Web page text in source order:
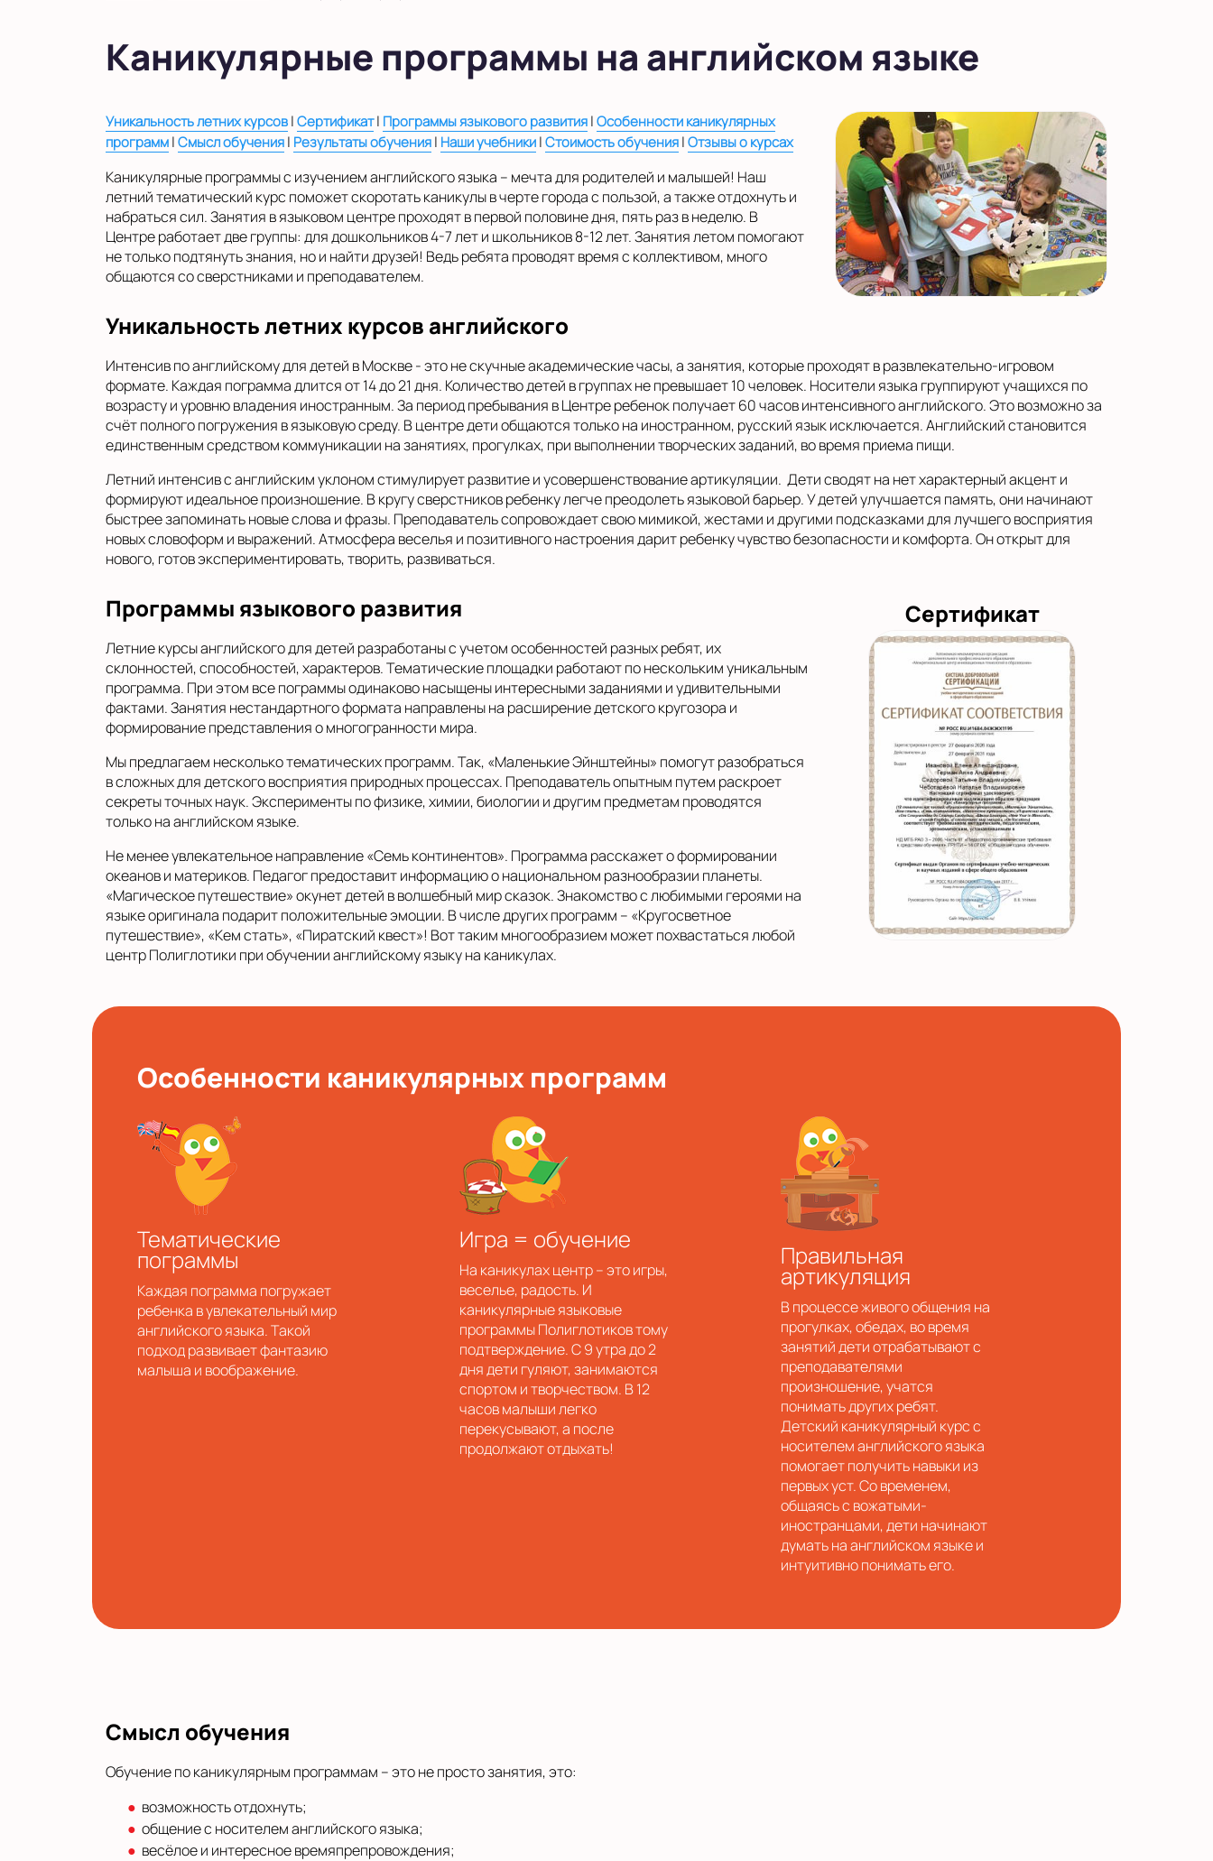
Выбрать другой город
Каникулярные программы на английском языке
Уникальность летних курсов|Сертификат| Программы языкового развития|Особенности каникулярных
программ|Смысл обучения| Результаты обучения| Наши учебники|Стоимость обучения|Отзывы о курсах
Каникулярные программы с изучением английского языка – мечта для родителей и малышей! Наш
летний тематический курс поможет скоротать каникулы в черте города с пользой, а также отдохнуть и
набраться сил. Занятия в языковом центре проходят в первой половине дня, пять раз в неделю. В
Центре работает две группы: для дошкольников 4-7 лет и школьников 8-12 лет. Занятия летом помогают
не только подтянуть знания, но и найти друзей! Ведь ребята проводят время с коллективом, много
общаются со сверстниками и преподавателем.
Уникальность летних курсов английского
Интенсив по английскому для детей в Москве - это не скучные академические часы, а занятия, которые проходят в развлекательно-игровом
формате. Каждая пограмма длится от 14 до 21 дня. Количество детей в группах не превышает 10 человек. Носители языка группируют учащихся по
возрасту и уровню владения иностранным. За период пребывания в Центре ребенок получает 60 часов интенсивного английского. Это возможно за
счёт полного погружения в языковую среду. В центре дети общаются только на иностранном, русский язык исключается. Английский становится
единственным средством коммуникации на занятиях, прогулках, при выполнении творческих заданий, во время приема пищи.
Летний интенсив с английским уклоном стимулирует развитие и усовершенствование артикуляции. Дети сводят на нет характерный акцент и
формируют идеальное произношение. В кругу сверстников ребенку легче преодолеть языковой барьер. У детей улучшается память, они начинают
быстрее запоминать новые слова и фразы. Преподаватель сопровождает свою мимикой, жестами и другими подсказками для лучшего восприятия
новых словоформ и выражений. Атмосфера веселья и позитивного настроения дарит ребенку чувство безопасности и комфорта. Он открыт для
нового, готов экспериментировать, творить, развиваться.
Сертификат
Программы языкового развития
Летние курсы английского для детей разработаны с учетом особенностей разных ребят, их
склонностей, способностей, характеров. Тематические площадки работают по нескольким уникальным
программа. При этом все пограммы одинаково насыщены интересными заданиями и удивительными
фактами. Занятия нестандартного формата направлены на расширение детского кругозора и
формирование представления о многогранности мира.
Мы предлагаем несколько тематических программ. Так, «Маленькие Эйнштейны» помогут разобраться
в сложных для детского восприятия природных процессах. Преподаватель опытным путем раскроет
секреты точных наук. Эксперименты по физике, химии, биологии и другим предметам проводятся
только на английском языке.
Не менее увлекательное направление «Семь континентов». Программа расскажет о формировании
океанов и материков. Педагог предоставит информацию о национальном разнообразии планеты.
«Магическое путешествие» окунет детей в волшебный мир сказок. Знакомство с любимыми героями на
языке оригинала подарит положительные эмоции. В числе других программ – «Кругосветное
путешествие», «Кем стать», «Пиратский квест»! Вот таким многообразием может похвастаться любой
центр Полиглотики при обучении английскому языку на каникулах.
Особенности каникулярных программ
Тематические
пограммы
Каждая пограмма погружает
ребенка в увлекательный мир
английского языка. Такой
подход развивает фантазию
малыша и воображение.
Игра = обучение
На каникулах центр – это игры,
веселье, радость. И
каникулярные языковые
программы Полиглотиков тому
подтверждение. С 9 утра до 2
дня дети гуляют, занимаются
спортом и творчеством. В 12
часов малыши легко
перекусывают, а после
продолжают отдыхать!
Правильная
артикуляция
В процессе живого общения на
прогулках, обедах, во время
занятий дети отрабатывают с
преподавателями
произношение, учатся
понимать других ребят.
Детский каникулярный курс с
носителем английского языка
помогает получить навыки из
первых уст. Со временем,
общаясь с вожатыми-
иностранцами, дети начинают
думать на английском языке и
интуитивно понимать его.
Смысл обучения
Обучение по каникулярным программам – это не просто занятия, это:
возможность отдохнуть;
общение с носителем английского языка;
весёлое и интересное времяпрепровождения;